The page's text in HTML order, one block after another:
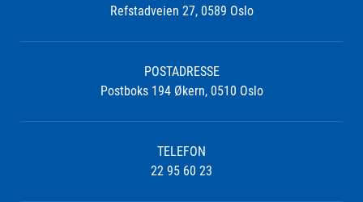
Refstadveien 27, 0589 Oslo
POSTADRESSE
Postboks 194 Økern, 0510 Oslo
TELEFON
22 95 60 23